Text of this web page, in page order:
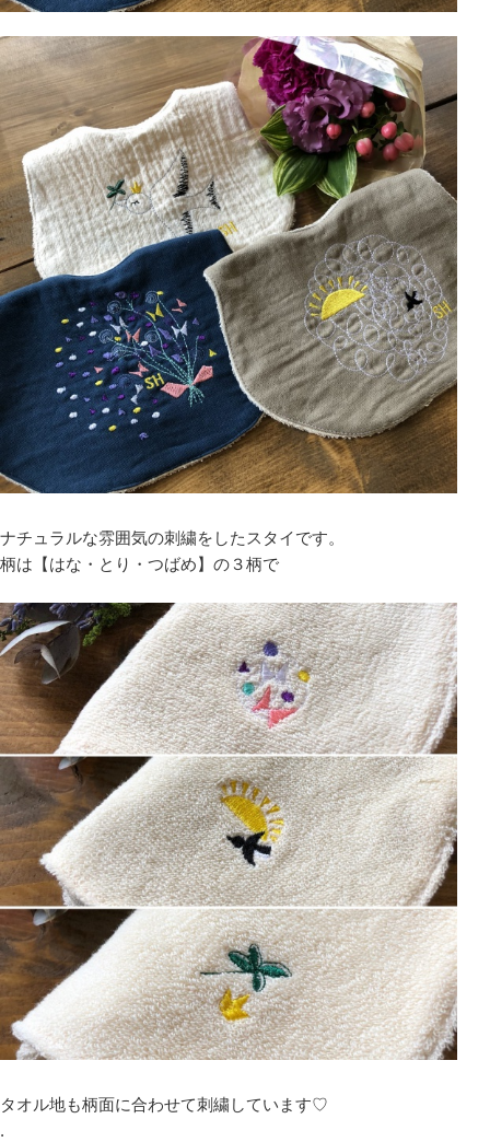
ナチュラルな雰囲気の刺繍をしたスタイです。
柄は【はな・とり・つばめ】の３柄で
タオル地も柄面に合わせて刺繍しています♡
.